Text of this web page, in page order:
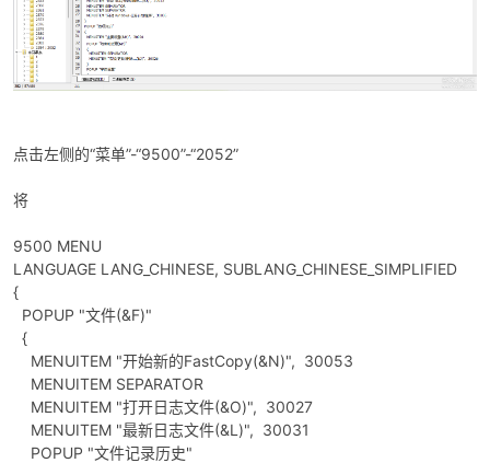
解
点击左侧的“菜单”-“9500”-“2052”
将
9500 MENU
LANGUAGE LANG_CHINESE, SUBLANG_CHINESE_SIMPLIFIED
{
POPUP "文件(&F)"
{
MENUITEM "开始新的FastCopy(&N)", 30053
MENUITEM SEPARATOR
MENUITEM "打开日志文件(&O)", 30027
MENUITEM "最新日志文件(&L)", 30031
POPUP "文件记录历史"